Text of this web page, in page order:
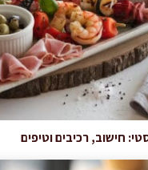
חישוב, רכיבים וטיפים